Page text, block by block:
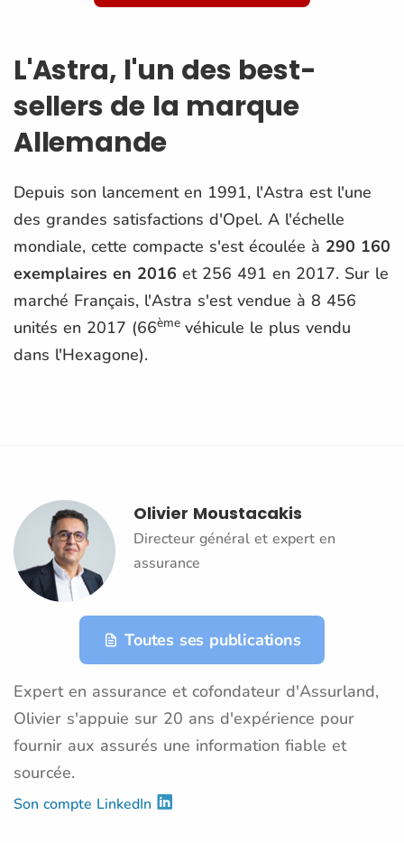
L'Astra, l'un des best-
sellers de la marque
Allemande
Depuis son lancement en 1991, l'Astra est l'une
des grandes satisfactions d'Opel. A l'échelle
mondiale, cette compacte s'est écoulée à 290 160
exemplaires en 2016 et 256 491 en 2017. Sur le
marché Français, l'Astra s'est vendue à 8 456
unités en 2017 (66ème véhicule le plus vendu
dans l'Hexagone).
Olivier Moustacakis
Directeur général et expert en
assurance
Toutes ses publications
Expert en assurance et cofondateur d'Assurland,
Olivier s'appuie sur 20 ans d'expérience pour
fournir aux assurés une information fiable et
sourcée.
Son compte LinkedIn